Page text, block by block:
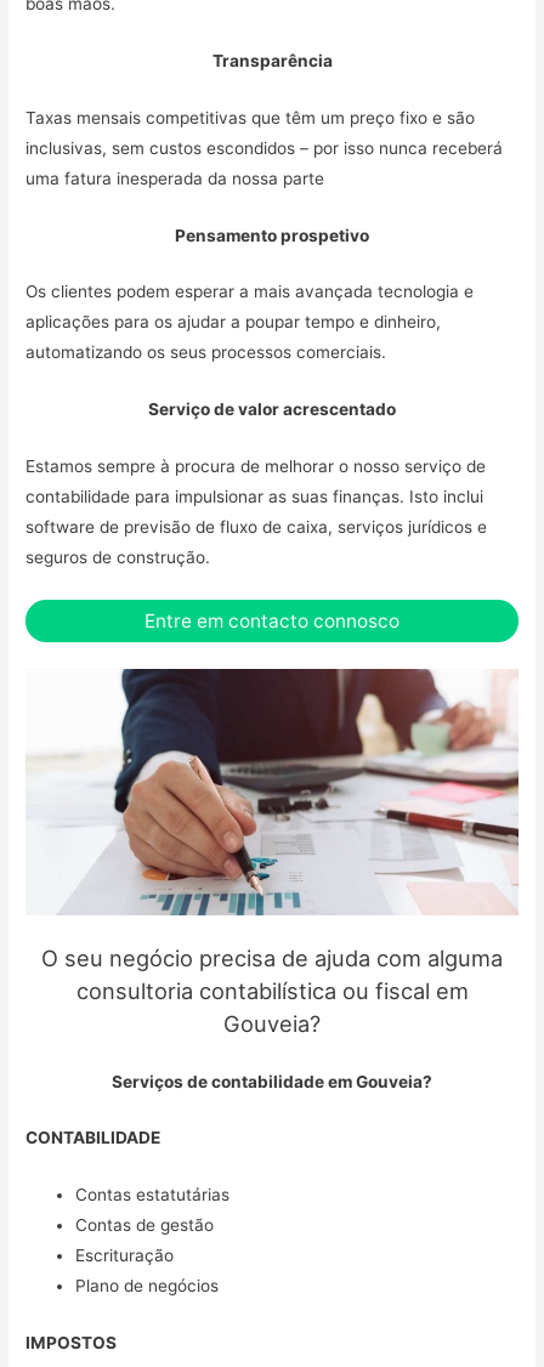
Transparência
Taxas mensais competitivas que têm um preço fixo e são
inclusivas, sem custos escondidos – por isso nunca receberá
uma fatura inesperada da nossa parte
Pensamento prospetivo
Os clientes podem esperar a mais avançada tecnologia e
aplicações para os ajudar a poupar tempo e dinheiro,
automatizando os seus processos comerciais.
Serviço de valor acrescentado
Estamos sempre à procura de melhorar o nosso serviço de
contabilidade para impulsionar as suas finanças. Isto inclui
software de previsão de fluxo de caixa, serviços jurídicos e
seguros de construção.
Entre em contacto connosco
O seu negócio precisa de ajuda com alguma
consultoria contabilística ou fiscal em
Gouveia?
Serviços de contabilidade em Gouveia?
CONTABILIDADE
Contas estatutárias
Contas de gestão
Escrituração
Plano de negócios
IMPOSTOS